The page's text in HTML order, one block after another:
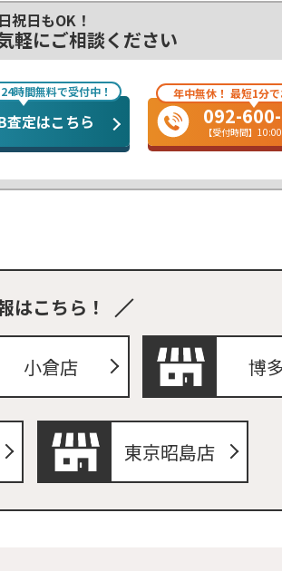
祝日もOK！
軽にご相談ください
時間無料で受付中！
査定はこちら
年中無休！ 最短1分で
092-
【受付時間】
はこちら！
小倉店 博
東京昭島店